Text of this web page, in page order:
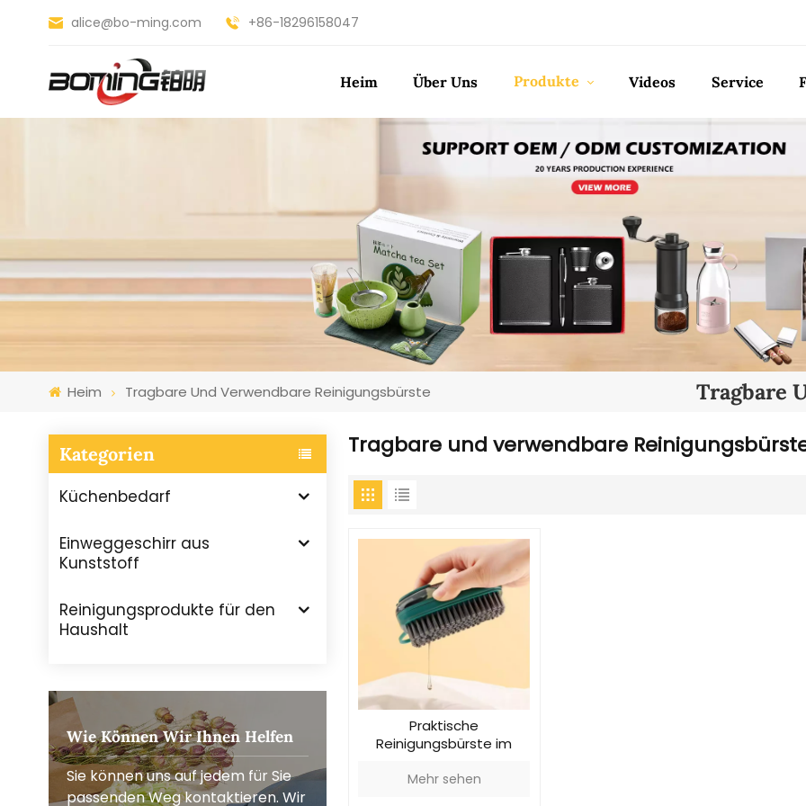
alice@bo-ming.com +86-18296158047
Heim Über Uns Produkte Videos Service
Heim Tragbare Und Verwendbare Reinigungsbürste Tragbare
Kategorien
Küchenbedarf
Einweggeschirr aus
Kunststoff
Reinigungsprodukte für den
Haushalt
Wie Können Wir Ihnen Helfen
Sie können uns auf jedem für Sie
passenden Weg kontaktieren. Wir
Tragbare und verwendbare
Praktische
Reinigungsbürste im
Mehr sehen